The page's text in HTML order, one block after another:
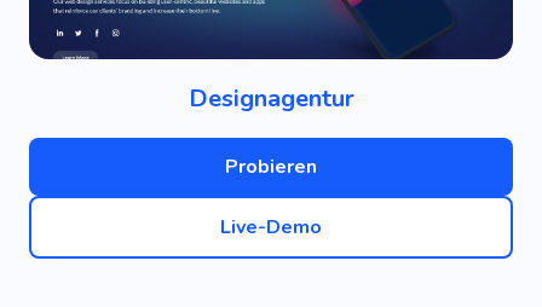
Designagentur
Probieren
Live-Demo